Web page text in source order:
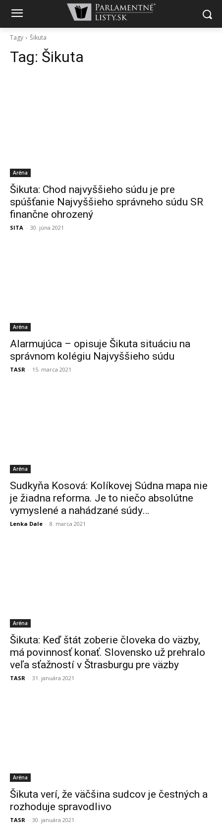
Tagy Šikuta
Tag: Šikuta
Aréna
Šikuta: Chod najvyššieho súdu je pre
spúšťanie Najvyššieho správneho súdu SR
finančne ohrozený
SITA - 30. júna 2021
Aréna
Alarmujúca – opisuje Šikuta situáciu na
správnom kolégiu Najvyššieho súdu
TASR - 15. marca 2021
Aréna
Sudkyňa Kosová: Kolíkovej Súdna mapa nie
je žiadna reforma. Je to niečo absolútne
vymyslené a nahádzané súdy…
Lenka Dale - 8. marca 2021
Aréna
Šikuta: Keď štát zoberie človeka do väzby,
má povinnosť konať. Slovensko už prehralo
veľa sťažností v Štrasburgu pre väzby
TASR - 31. januára 2021
Aréna
Šikuta verí, že väčšina sudcov je čestných a
rozhoduje spravodlivo
TASR - 30. januára 2021